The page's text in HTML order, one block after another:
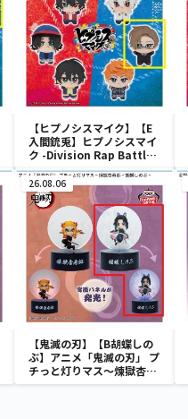
【ヒプノシスマイク】【E
入間銃兎】ヒプノシスマイ
ク -Division Rap Battle-
ちびぐるみvol.1
26.08.06
【鬼滅の刃】【B胡蝶しの
ぶ】アニメ「鬼滅の刃」 プ
チっと灯りマス～煉獄杏寿
郎・胡蝶しのぶ～